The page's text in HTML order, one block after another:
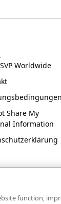
Worldwide
Share My
Information
function,